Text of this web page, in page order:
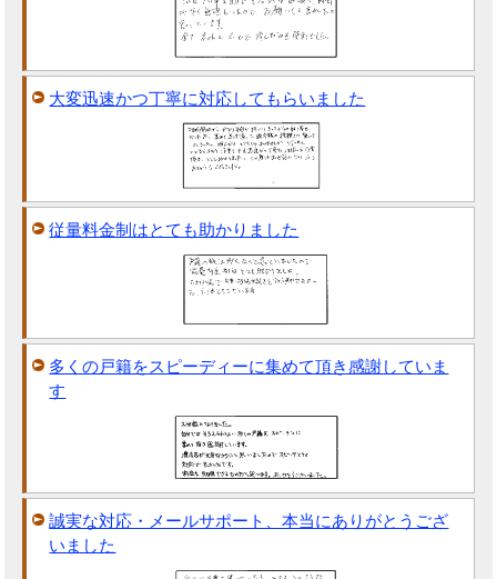
大変迅速かつ丁寧に対応してもらいました
従量料金制はとても助かりました
多くの戸籍をスピーディーに集めて頂き感謝していま
す
誠実な対応・メールサポート、本当にありがとうござ
いました